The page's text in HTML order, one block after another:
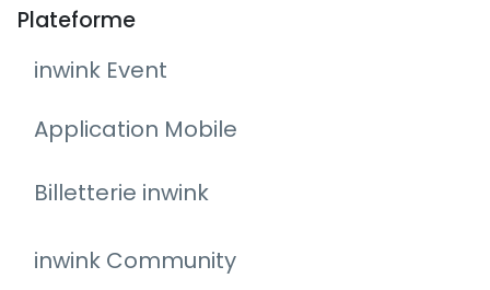
Plateforme
inwink Event
Application Mobile
Billetterie inwink
inwink Community